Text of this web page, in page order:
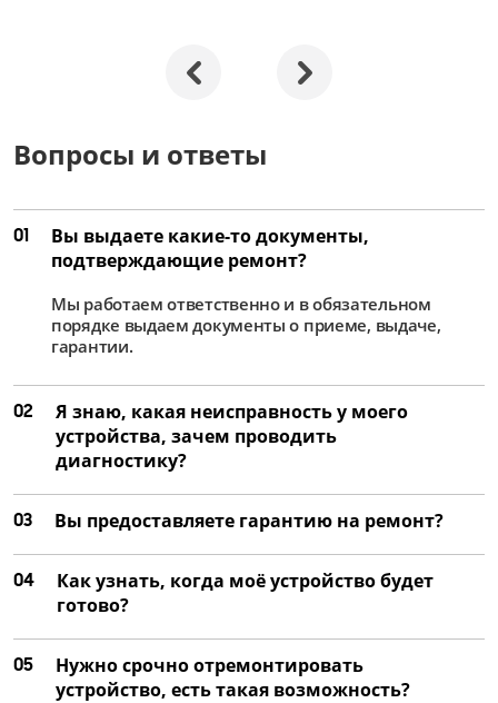
Вопросы и ответы
01
Вы выдаете какие-то документы,
подтверждающие ремонт?
Мы работаем ответственно и в обязательном
порядке выдаем документы о приеме, выдаче,
гарантии.
02
Я знаю, какая неисправность у моего
устройства, зачем проводить
диагностику?
03 Вы предоставляете гарантию на ремонт?
04
Как узнать, когда моё устройство будет
готово?
05
Нужно срочно отремонтировать
устройство, есть такая возможность?